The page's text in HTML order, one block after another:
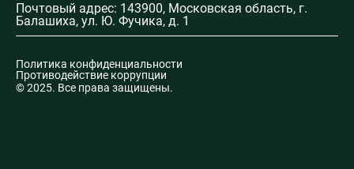
Почтовый адрес: 143900, Московская область, г.
Балашиха, ул. Ю. Фучика, д. 1
© 2025. Все права защищены.
Политика конфиденциальности
Противодействие коррупции